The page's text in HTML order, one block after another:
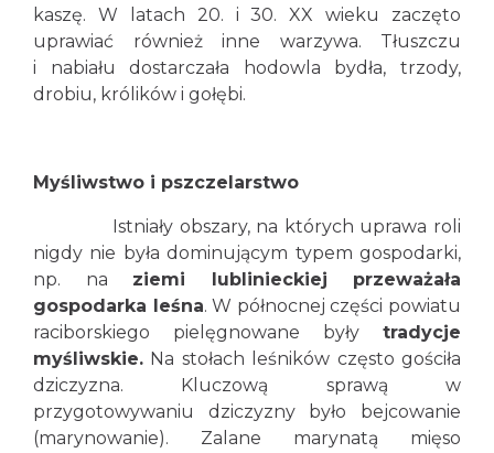
kaszę. W latach 20. i 30. XX wieku zaczęto
uprawiać również inne warzywa. Tłuszczu
i nabiału dostarczała hodowla bydła, trzody,
drobiu, królików i gołębi.
Myśliwstwo i pszczelarstwo
Istniały obszary, na których uprawa roli
nigdy nie była dominującym typem gospodarki,
np. na ziemi lublinieckiej przeważała
gospodarka leśna. W północnej części powiatu
raciborskiego pielęgnowane były tradycje
myśliwskie. Na stołach leśników często gościła
dziczyzna. Kluczową sprawą w
przygotowywaniu dziczyzny było bejcowanie
(marynowanie). Zalane marynatą mięso